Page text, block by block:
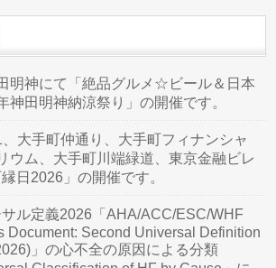
明神にて「絶品グルメ☆ビール＆日本
神田明神納涼祭り」の開催です。
大手町仲通り、大手町フィナンシャ
ウム、大手町川端緑道、東京金融ビレ
日2026」の開催です。
ル定義2026「AHA/ACC/ESC/WHF
Document: Second Universal Definition
」の心不全の原因による分類